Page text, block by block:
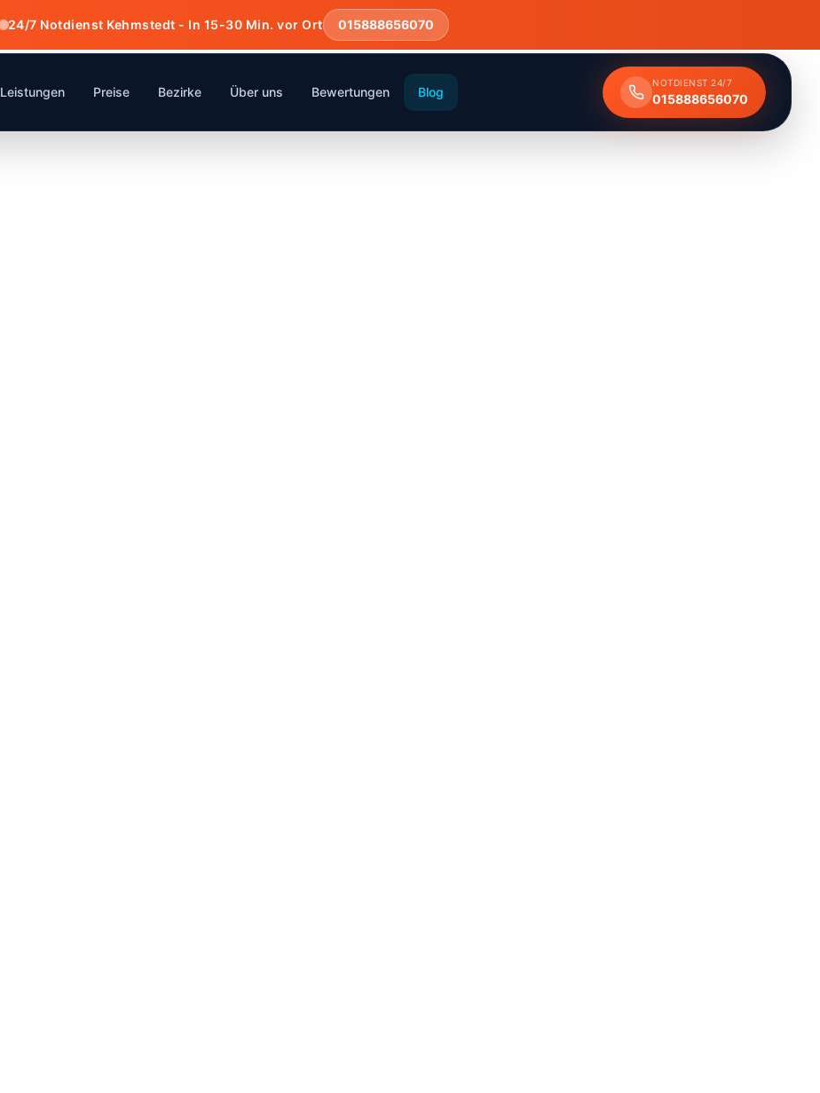
24/7 Notdienst Kehmstedt - In 15-30 Min. vor Ort 015888656070
Leistungen Preise Bezirke Über uns Bewertungen Blog
NOTDIENST 24/7
015888656070